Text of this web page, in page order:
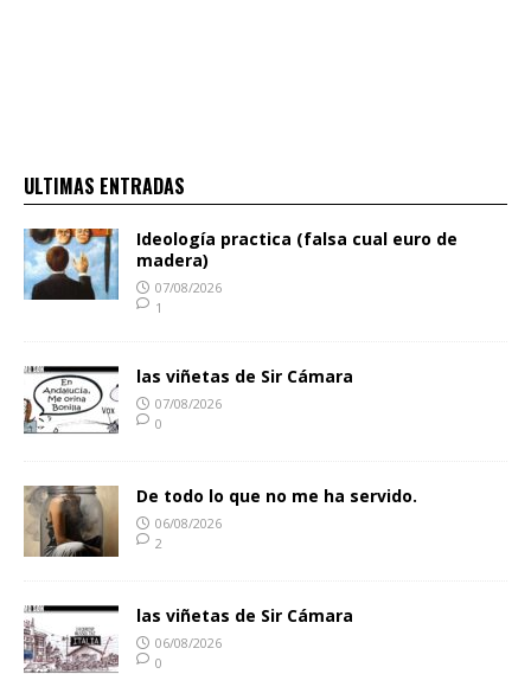
ULTIMAS ENTRADAS
Ideología practica (falsa cual euro de
madera)
07/08/2026
1
las viñetas de Sir Cámara
07/08/2026
0
De todo lo que no me ha servido.
06/08/2026
2
las viñetas de Sir Cámara
06/08/2026
0